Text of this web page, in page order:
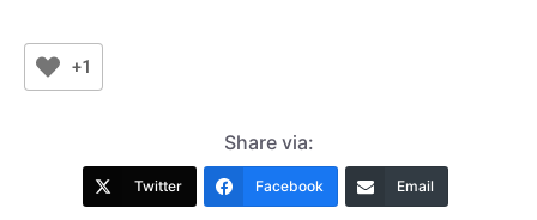
+1
Share via:
Twitter Facebook Email